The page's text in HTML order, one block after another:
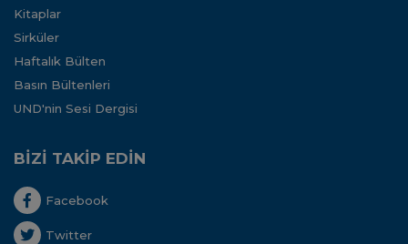
Kitaplar
Sirküler
Haftalık Bülten
Basın Bültenleri
UND'nin Sesi Dergisi
BİZİ TAKİP EDİN
Facebook
Twitter